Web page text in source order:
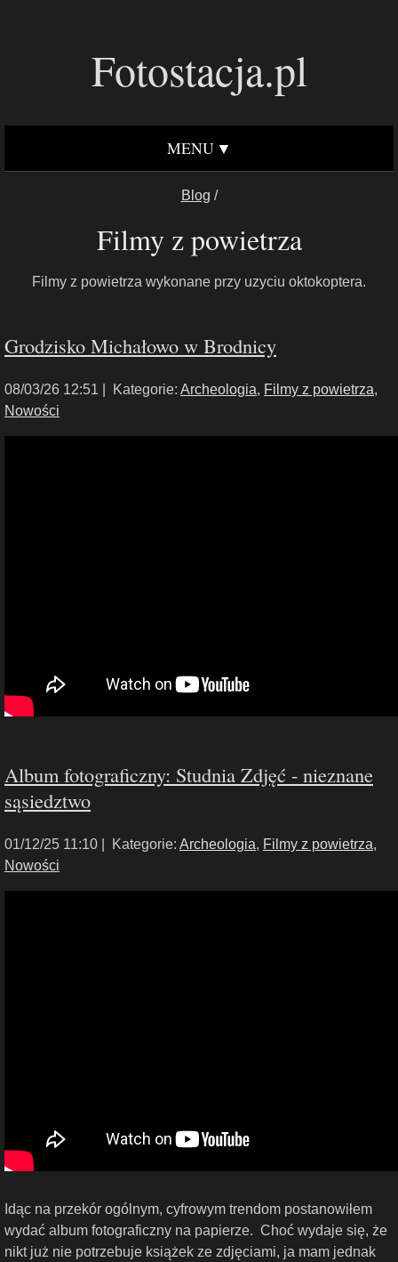
Fotostacja.pl
MENU
Blog /
Filmy z powietrza
Filmy z powietrza wykonane przy uzyciu oktokoptera.
Grodzisko Michałowo w Brodnicy
08/03/26 12:51 | Kategorie: Archeologia, Filmy z powietrza,
Nowości
Album fotograficzny: Studnia Zdjęć - nieznane
sąsiedztwo
01/12/25 11:10 | Kategorie: Archeologia, Filmy z powietrza,
Nowości
Idąc na przekór ogólnym, cyfrowym trendom postanowiłem
wydać album fotograficzny na papierze. Choć wydaje się, że
nikt już nie potrzebuje książek ze zdjęciami, ja mam jednak